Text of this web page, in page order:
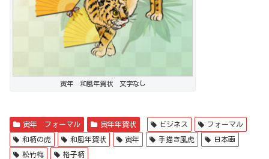
寅年 和風年賀状 文字なし
寅年 フォーマル 寅年年賀状 ビジネス フォーマル
和柄の虎 和風年賀状 寅年 手描き風虎 日本画
松竹梅 格子柄